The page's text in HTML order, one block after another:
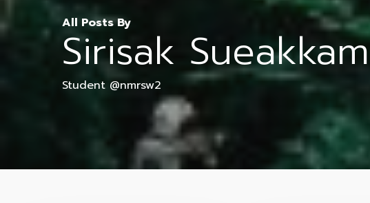
All Posts By
Sirisak Sueakkam
Student @nmrsw2